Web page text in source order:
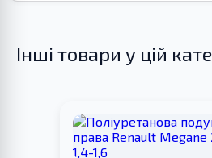
Інші товари у цій